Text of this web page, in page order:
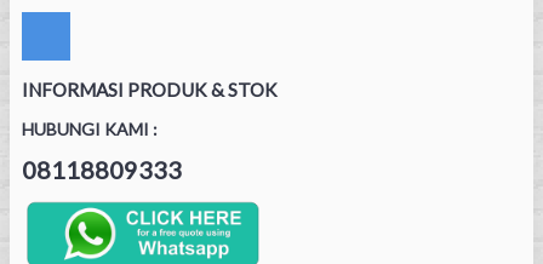
INFORMASI PRODUK & STOK
HUBUNGI KAMI :
08118809333